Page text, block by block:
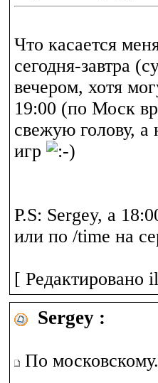
Что касается
сегодня-завтра
вечером, хотя
19:00 (по Моск
свежую голову, а
игр
P.S: Sergey, а
или по /time на
[ Редактировано
Sergey :
По московскому.